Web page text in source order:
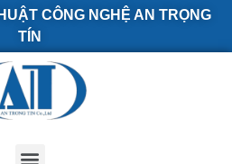
CÔNG NGHỆ AN TRỌNG
TÍN